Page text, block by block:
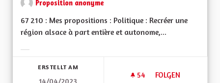
Proposition anonyme
67 210 : Mes propositions : Politique : Recréer une
région alsace à part entière et autonome,...
ERSTELLT AM
54 54 FOLLOWER
FOLGEN